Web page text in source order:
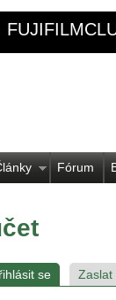
Fórum
se Zaslat